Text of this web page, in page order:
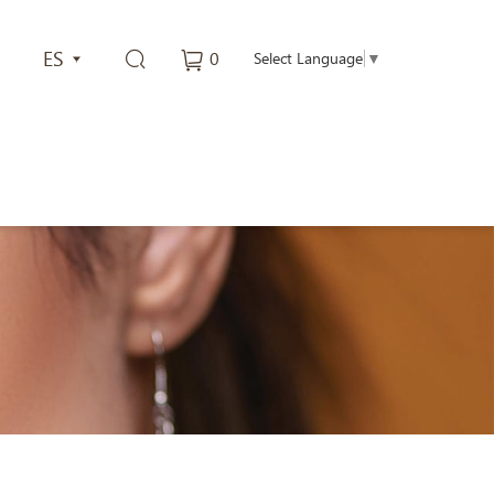
Select Language ▼
0
ES